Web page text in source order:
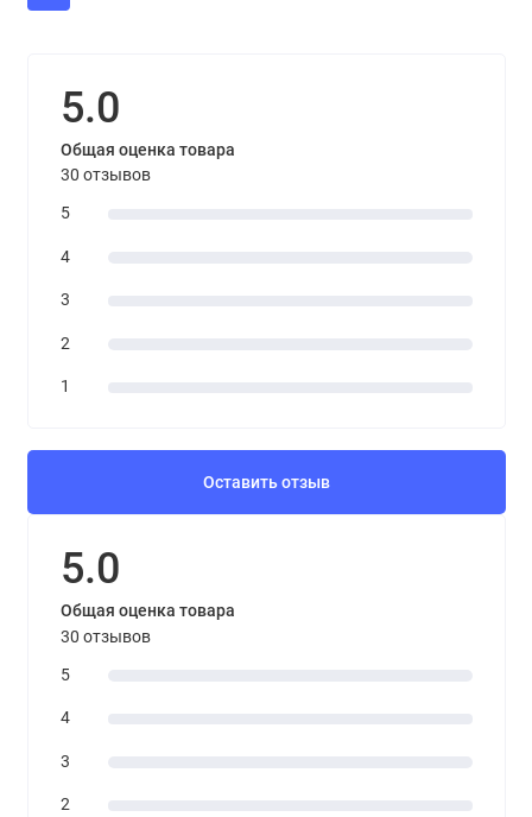
5.0
Общая оценка товара
30 отзывов
5
4
3
2
1
Оставить отзыв
5.0
Общая оценка товара
30 отзывов
5
4
3
2